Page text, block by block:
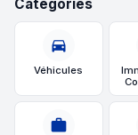
Catégories
directions_car
Véhicules
work